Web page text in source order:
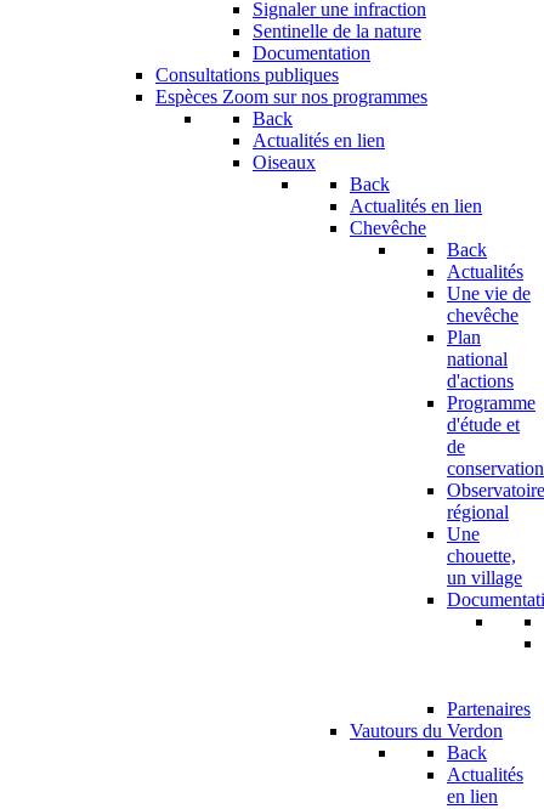
Signaler une infraction
Sentinelle de la nature
Documentation
Consultations publiques
Espèces Zoom sur nos programmes
Back
Actualités en lien
Oiseaux
Back
Actualités en lien
Chevêche
Back
Actualités
Une vie de
chevêche
Plan
national
d'actions
Programme
d'étude et
de
conservation
Observatoire
régional
Une
chouette,
un village
Partenaires
Vautours du Verdon
Back
Actualités
en lien